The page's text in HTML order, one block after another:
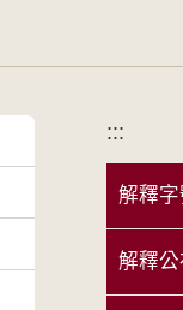
:::
解釋
解釋